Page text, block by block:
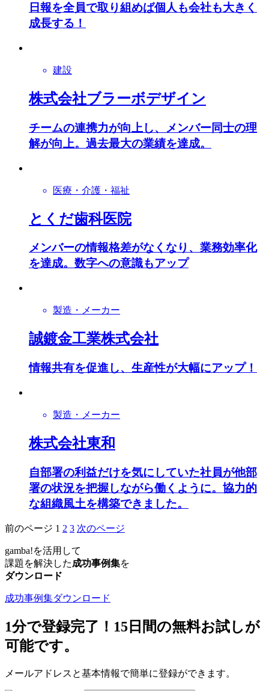
日報を全員で取り組めば個人も会社も大きく
成長する！
建設
株式会社ブラーボデザイン
チームの連携力が向上し、メンバー同士の理
解が向上。過去最大の業績を達成。
医療・介護・福祉
とくだ歯科医院
メンバーの情報格差がなくなり、業務効率化
を達成。数字への意識もアップ
製造・メーカー
誠鍍金工業株式会社
情報共有を促進し、生産性が大幅にアップ！
製造・メーカー
株式会社東和
自部署の利益だけを気にしていた社員が他部
署の状況を把握しながら働くように。協力的
な組織風土を構築できました。
前のページ 1 2 3 次のページ
gamba!を活用して
課題を解決した成功事例集を
ダウンロード
成功事例集ダウンロード
1分で登録完了！15日間の無料お試しが
可能です。
メールアドレスと基本情報で簡単に登録ができます。